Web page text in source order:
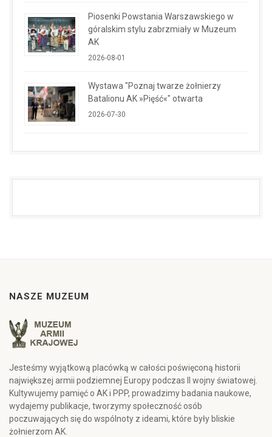
Piosenki Powstania Warszawskiego w
góralskim stylu zabrzmiały w Muzeum
AK
2026-08-01
Wystawa "Poznaj twarze żołnierzy
Batalionu AK »Pięść«" otwarta
2026-07-30
NASZE MUZEUM
Jesteśmy wyjątkową placówką w całości poświęconą historii
największej armii podziemnej Europy podczas II wojny światowej.
Kultywujemy pamięć o AK i PPP, prowadzimy badania naukowe,
wydajemy publikacje, tworzymy społeczność osób
poczuwających się do wspólnoty z ideami, które były bliskie
żołnierzom AK.